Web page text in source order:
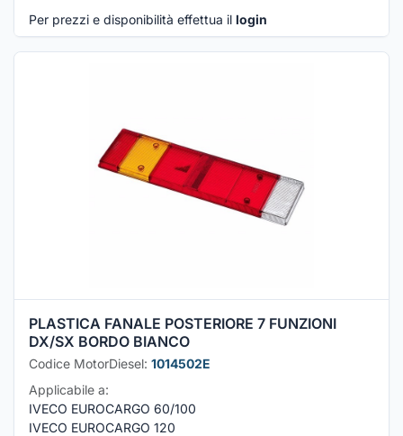
Per prezzi e disponibilità effettua il login
PLASTICA FANALE POSTERIORE 7 FUNZIONI
DX/SX BORDO BIANCO
Codice MotorDiesel: 1014502E
Applicabile a:
IVECO EUROCARGO 60/100
IVECO EUROCARGO 120